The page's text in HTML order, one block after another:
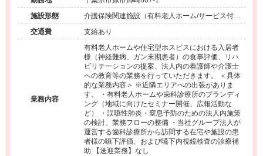
施設形態
介護保険関連施設（有料老人ホーム/サービス付き
高齢者向け住宅）、その他（企業/その他）
交通費 支給あり
業務内容
有料老人ホームや住宅型ホスピスにおける入居者
様（神経難病、ガン末期患者）の食事評価、リハ
ビリテーションの提案、法人内の看護師や介護士
への教育等の業務を行っていただきます。 ＜具体
的な業務内容＞ ※近隣エリアへの出張がありま
す。 ・有料老人ホームや歯科診療所のブランディ
ング（地域に向けたセミナー開催、広報活動な
ど） ・誤嚥性肺炎・窒息予防のための法人内施策
の検討、業務フローの整備 ・当社グループ法人が
運営する歯科診療所から訪問する在宅や施設の患
者様の嚥下評価、および嚥下内視鏡検査の診療補
助 【送迎業務】なし